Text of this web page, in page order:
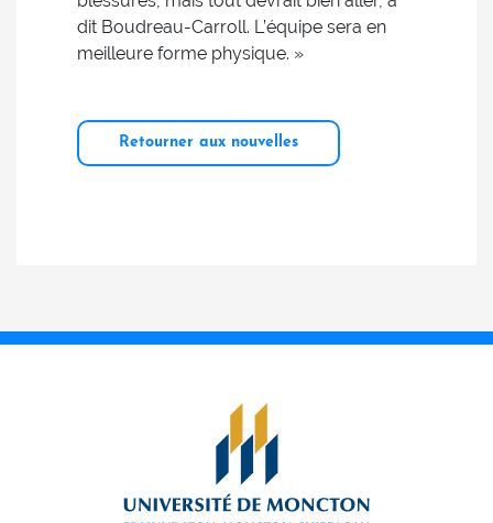
dit Boudreau-Carroll. L’équipe sera en
meilleure forme physique. »
Retourner aux nouvelles